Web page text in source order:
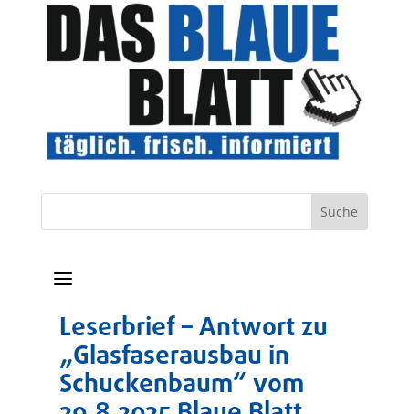
a
Leserbrief – Antwort zu
„Glasfaserausbau in
Schuckenbaum“ vom